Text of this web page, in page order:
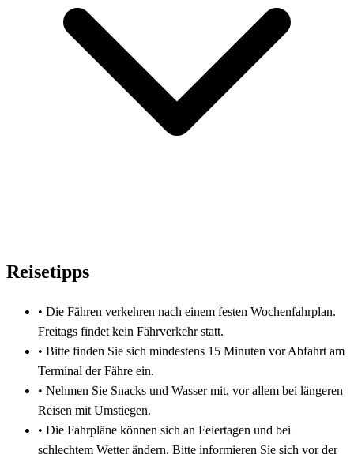
Reisetipps
• Die Fähren verkehren nach einem festen Wochenfahrplan.
Freitags findet kein Fährverkehr statt.
• Bitte finden Sie sich mindestens 15 Minuten vor Abfahrt am
Terminal der Fähre ein.
• Nehmen Sie Snacks und Wasser mit, vor allem bei längeren
Reisen mit Umstiegen.
• Die Fahrpläne können sich an Feiertagen und bei
schlechtem Wetter ändern. Bitte informieren Sie sich vor der